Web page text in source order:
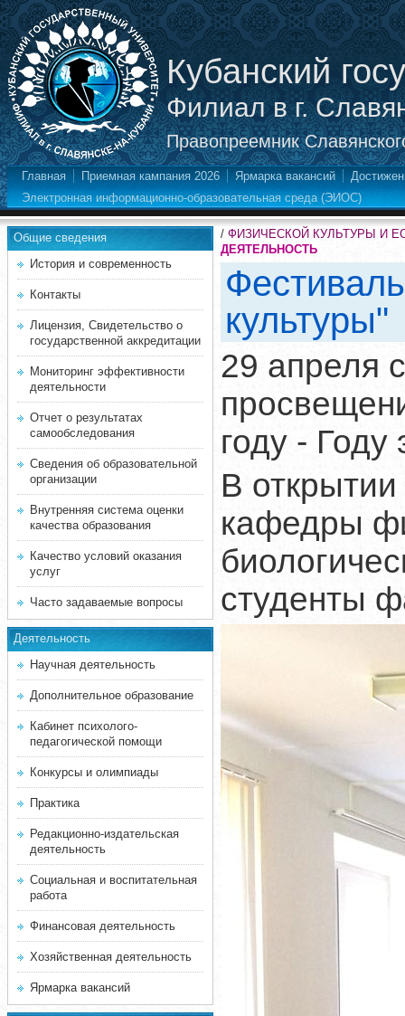
Кубанский
Филиал в г.
Правопреемник
Главная Приемная кампания 2026 Ярмарка вакансий
Электронная информационно-образовательная среда (ЭИОС)
Общие сведения
История и современность
Контакты
Лицензия, Свидетельство о
государственной аккредитации
Мониторинг эффективности
деятельности
Отчет о результатах
самообследования
Сведения об образовательной
организации
Внутренняя система оценки
качества образования
Качество условий оказания
услуг
Часто задаваемые вопросы
Деятельность
Научная деятельность
Дополнительное образование
Кабинет психолого-
педагогической помощи
Конкурсы и олимпиады
Практика
Редакционно-издательская
деятельность
Социальная и воспитательная
работа
Финансовая деятельность
Хозяйственная деятельность
Ярмарка вакансий
/ ФИЗИЧЕСКОЙ КУЛЬТУРЫ И
ДЕЯТЕЛЬНОСТЬ
культуры"
29 апреля
году - Году
В
кафедры
студенты